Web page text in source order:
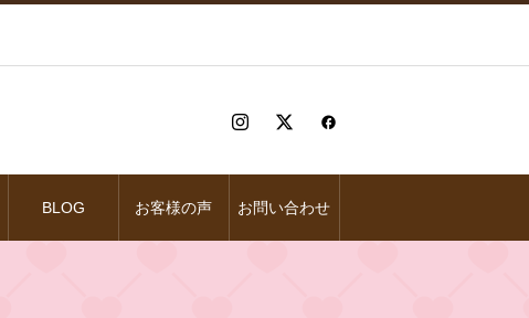
BLOG お客様の声 お問い合わせ